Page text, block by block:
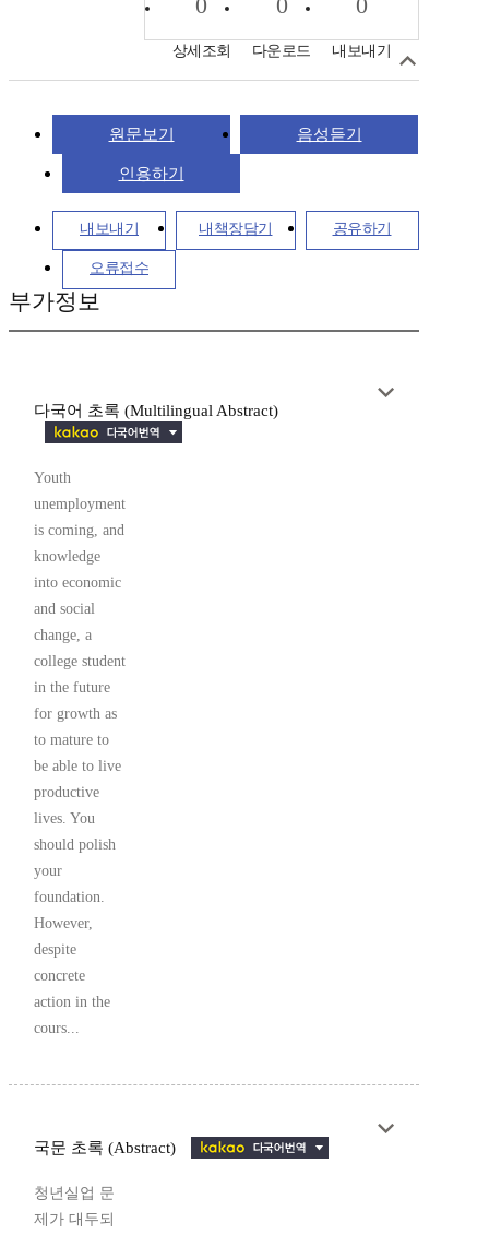
상세조회 다운로드 내보내기
원문보기 음성듣기
인용하기
내보내기 내책장담기 공유하기
오류접수
부가정보
다국어 초록 (Multilingual Abstract)
Youth
unemployment
is coming, and
knowledge
into economic
and social
change, a
college student
in the future
for growth as
to mature to
be able to live
productive
lives. You
should polish
your
foundation.
However,
despite
concrete
action in the
cours...
국문 초록 (Abstract)
청년실업 문
제가 대두되